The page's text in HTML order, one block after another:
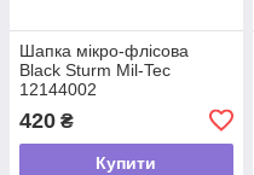
Шапка мікро-флісова
Black Sturm Mil-Tec
12144002
420 ₴
Купити